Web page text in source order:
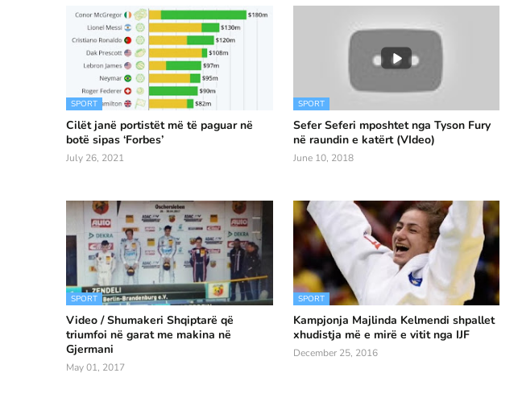
SPORT
Cilët janë portistët më të paguar në
botë sipas ‘Forbes’
July 26, 2021
SPORT
Sefer Seferi mposhtet nga Tyson Fury
në raundin e katërt (VIdeo)
June 10, 2018
SPORT
Video / Shumakeri Shqiptarë që
triumfoi në garat me makina në
Gjermani
May 01, 2017
SPORT
Kampjonja Majlinda Kelmendi shpallet
xhudistja më e mirë e vitit nga IJF
December 25, 2016